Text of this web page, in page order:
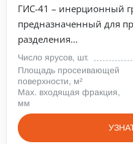
ГИС-41 – инерционный
предназначенный для
разделения...
Число ярусов, шт.
Площадь просеивающей
поверхности, м²
Max. входящая фракция,
мм